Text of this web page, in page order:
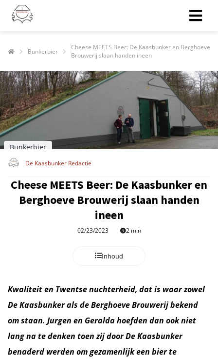
Bunkerbier
Cheese MEETS Beer: De Kaasbunker en Berghoeve
Brouwerij slaan handen ineen
Bunkerbier
De Kaasbunker Redactie
Cheese MEETS Beer: De Kaasbunker en
Berghoeve Brouwerij slaan handen
ineen
02/23/2023 2 min
Inhoud
Kwaliteit en Twentse nuchterheid, dat is waar zowel
De Kaasbunker als de Berghoeve Brouwerij bekend
om staan. Jurgen en Geralda hoefden dan ook niet
lang na te denken toen zij door De Kaasbunker
benaderd werden om gezamenlijk een bier te
zijn
te
gebruikt
worden
om
over
van